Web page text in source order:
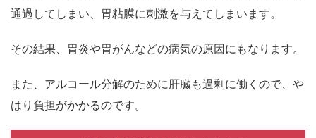
通過してしまい、胃粘膜に刺激を与えてしまいます。
その結果、胃炎や胃がんなどの病気の原因にもなります。
また、アルコール分解のために肝臓も過剰に働くので、や
はり負担がかかるのです。